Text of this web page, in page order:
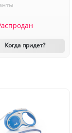
Когда придет?